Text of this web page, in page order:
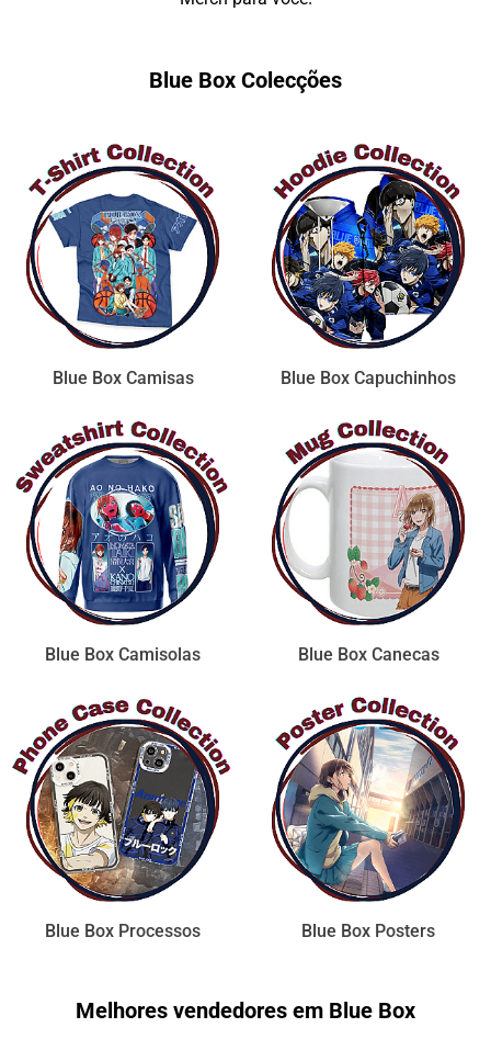
Blue Box Colecções
Blue Box Camisas Blue Box Capuchinhos
Blue Box Camisolas Blue Box Canecas
Blue Box Processos Blue Box Posters
Melhores vendedores em Blue Box